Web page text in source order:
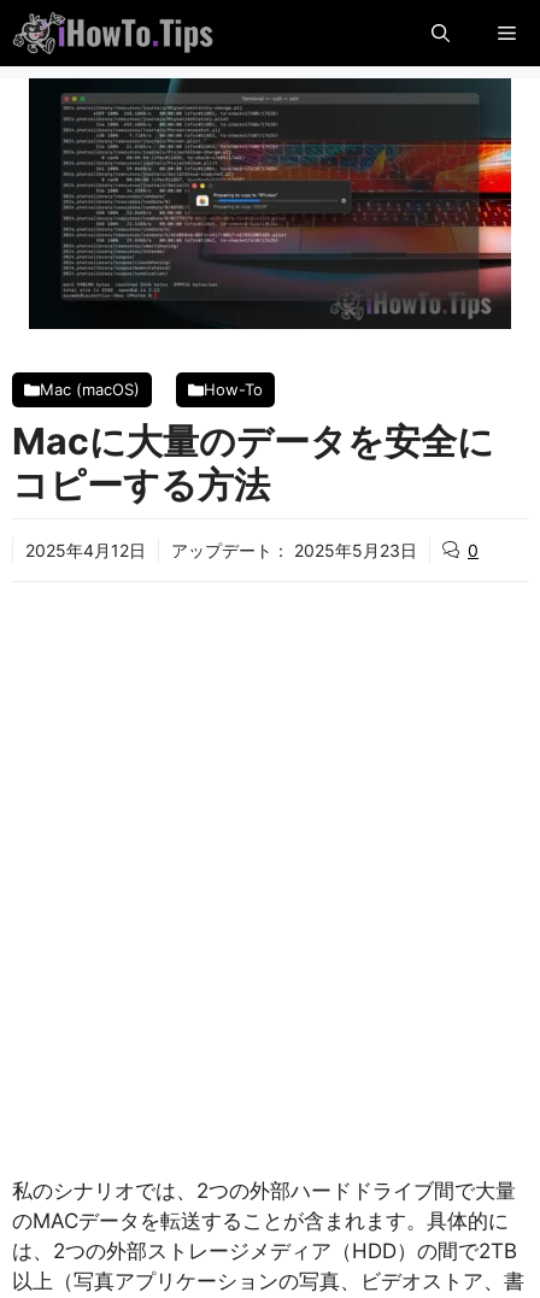
ン
テ
す
メ
Mac (macOS) How-To
Macに大量のデータを安全に
コピーする方法
2025年4月12日 アップデート： 2025年5月23日 0
私のシナリオでは、2つの外部ハードドライブ間で大量
のMACデータを転送することが含まれます。具体的に
は、2つの外部ストレージメディア（HDD）の間で2TB
以上（写真アプリケーションの写真、ビデオストア、書